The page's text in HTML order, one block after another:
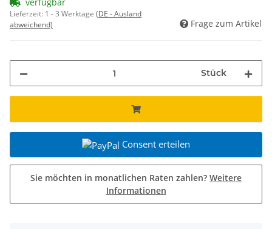
Lieferzeit: 1 - 3 Werktage (DE - Ausland
abweichend)
Frage zum Artikel
Stück
Consent erteilen
Sie möchten in monatlichen Raten zahlen? Weitere
Informationen